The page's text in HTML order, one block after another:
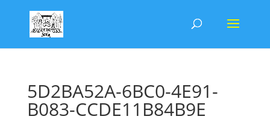
5D2BA52A-6BC0-4E91-
B083-CCDE11B84B9E